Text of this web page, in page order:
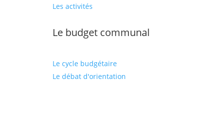
Les activités
Le budget communal
Le cycle budgétaire
Le débat d'orientation